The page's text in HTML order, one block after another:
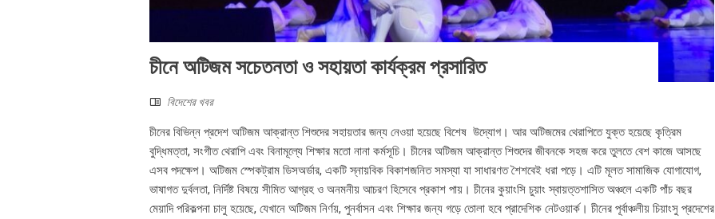
চীনে অটিজম সচেতনতা ও সহায়তা কার্যক্রম প্রসারিত
বিদেশের খবর
চীনের বিভিন্ন প্রদেশ অটিজম আক্রান্ত শিশুদের সহায়তার জন্য নেওয়া হয়েছে বিশেষ উদ্যোগ। আর অটিজমের থেরাপিতে যুক্ত হয়েছে কৃত্রিম
বুদ্ধিমত্তা, সংগীত থেরাপি এবং বিনামূল্যে শিক্ষার মতো নানা কর্মসূচি। চীনের অটিজম আক্রান্ত শিশুদের জীবনকে সহজ করে তুলতে বেশ কাজে আসছে
এসব পদক্ষেপ। অটিজম স্পেকট্রাম ডিসঅর্ডার, একটি স্নায়বিক বিকাশজনিত সমস্যা যা সাধারণত শৈশবেই ধরা পড়ে। এটি মূলত সামাজিক যোগাযোগ,
ভাষাগত দুর্বলতা, নির্দিষ্ট বিষয়ে সীমিত আগ্রহ ও অনমনীয় আচরণ হিসেবে প্রকাশ পায়। চীনের কুয়াংসি চুয়াং স্বায়ত্তশাসিত অঞ্চলে একটি পাঁচ বছর
মেয়াদি পরিকল্পনা চালু হয়েছে, যেখানে অটিজম নির্ণয়, পুনর্বাসন এবং শিক্ষার জন্য গড়ে তোলা হবে প্রাদেশিক নেটওয়ার্ক। চীনের পূর্বাঞ্চলীয় চিয়াংসু প্রদেশের